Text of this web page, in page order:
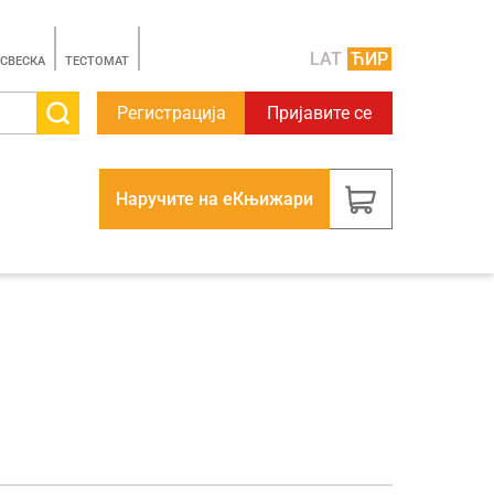
TЕСТОМАТ LAT ЋИР
Регистрација Пријавите се
Наручите на еКњижари